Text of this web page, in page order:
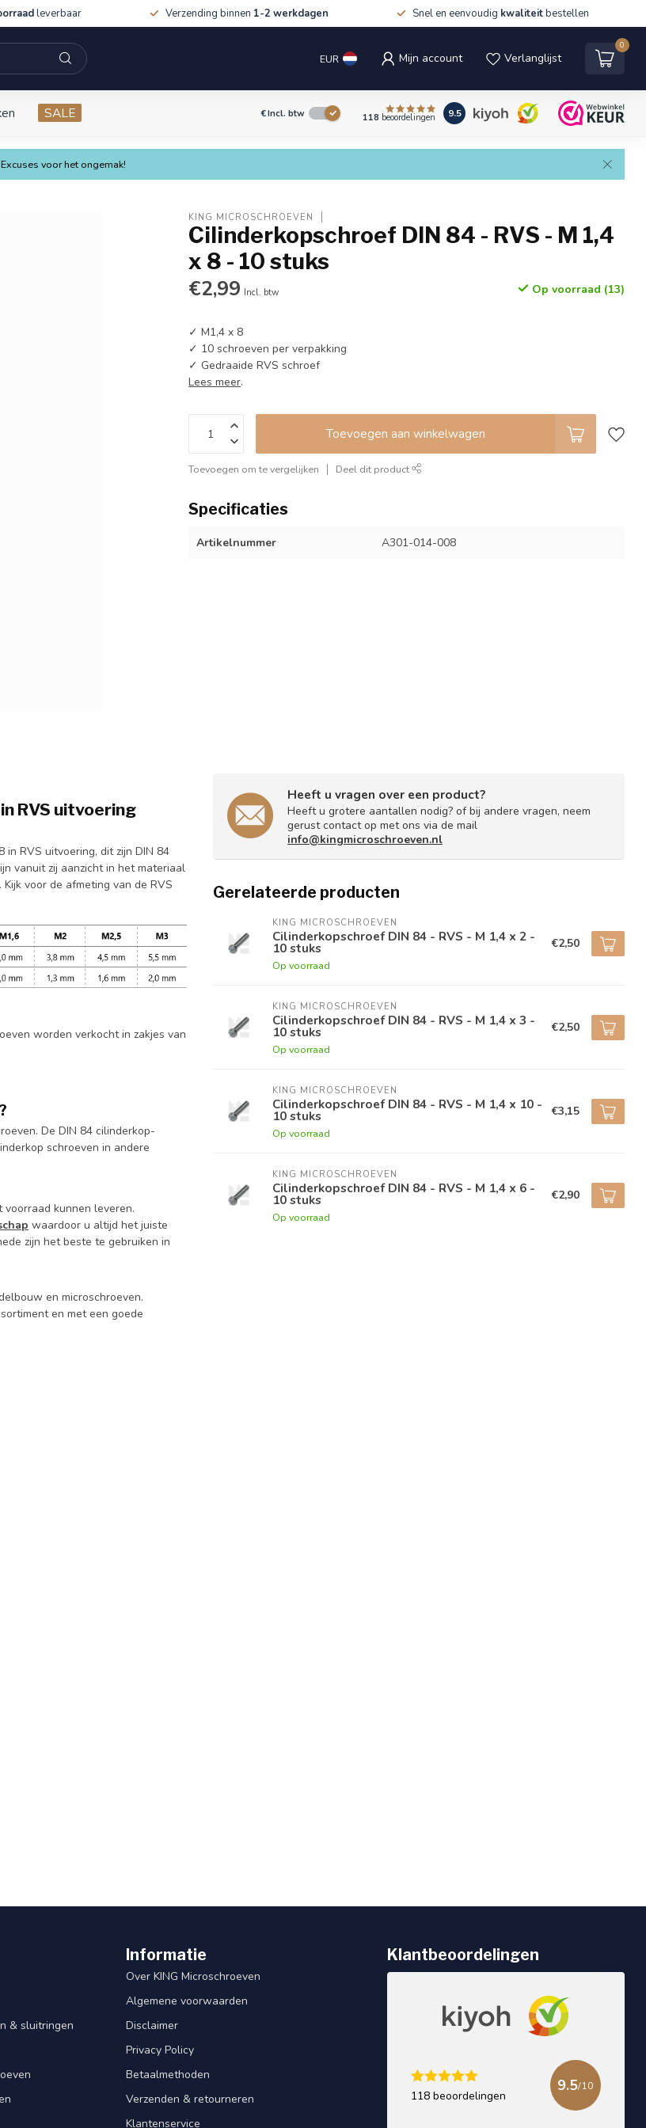
leverbaar Verzending binnen 1-2 werkdagen Snel en eenvoudig kwaliteitbestellen
EUR Mijn account Verlanglijst
0
SALE €Incl. btw 118 beoordelingen 9.5
voor het ongemak!
KING MICROSCHROEVEN
Cilinderkopschroef DIN 84 - RVS - M 1,4
x 8 - 10 stuks
€2,99 Incl. btw Op voorraad (13)
✓ M1,4 x 8
✓ 10 schroeven per verpakking
✓ Gedraaide RVS schroef
Lees meer.
Toevoegen aan winkelwagen
Toevoegen om te vergelijken Deel dit product
Specificaties
Artikelnummer A301-014-008
RVS uitvoering
in RVS uitvoering, dit zijn DIN 84
vanuit zij aanzicht in het materiaal
voor de afmeting van de RVS
worden verkocht in zakjes van
De DIN 84 cilinderkop-
schroeven in andere
voorraad kunnen leveren.
waardoor u altijd het juiste
zijn het beste te gebruiken in
en microschroeven.
en met een goede
Heeft u vragen over een product?
Heeft u grotere aantallen nodig? of bij andere vragen, neem
gerust contact op met ons via de mail
info@kingmicroschroeven.nl
Gerelateerde producten
KING MICROSCHROEVEN
Cilinderkopschroef DIN 84 - RVS - M 1,4 x 2 -
10 stuks
Op voorraad
€2,50
KING MICROSCHROEVEN
Cilinderkopschroef DIN 84 - RVS - M 1,4 x 3 -
10 stuks
Op voorraad
€2,50
KING MICROSCHROEVEN
Cilinderkopschroef DIN 84 - RVS - M 1,4 x 10 -
10 stuks
Op voorraad
€3,15
KING MICROSCHROEVEN
Cilinderkopschroef DIN 84 - RVS - M 1,4 x 6 -
10 stuks
Op voorraad
€2,90
& sluitringen
Informatie
Over KING Microschroeven
Algemene voorwaarden
Disclaimer
Privacy Policy
Betaalmethoden
Verzenden & retourneren
Klantenservice
Klantbeoordelingen
118 beoordelingen
9.5/10